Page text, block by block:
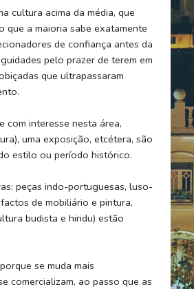
cultura acima da média, que
que a maioria sabe exatamente
de confiança antes da
pelo prazer de terem em
que ultrapassaram
com interesse nesta área,
uma exposição, etcétera, são
estilo ou período histórico.
peças indo-portuguesas, luso-
de mobiliário e pintura,
budista e hindu) estão
se muda mais
comercializam, ao passo que as